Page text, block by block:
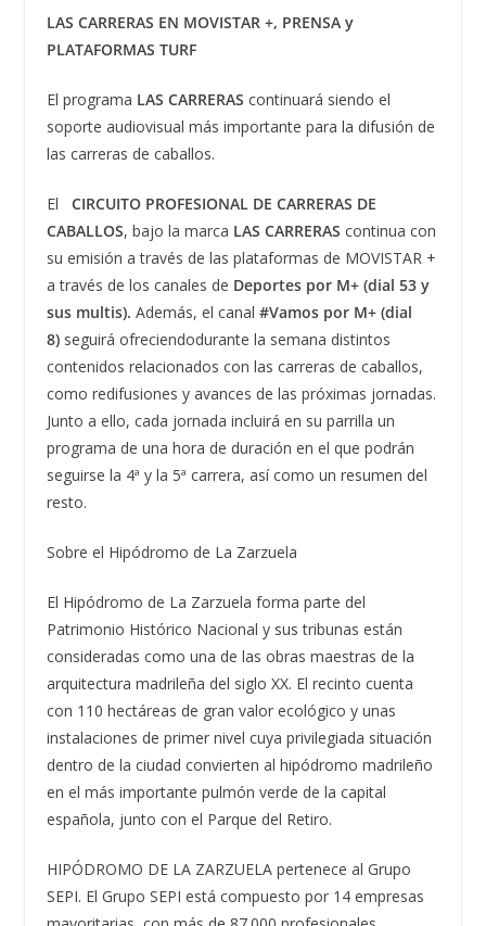
LAS CARRERAS EN MOVISTAR +, PRENSA y
PLATAFORMAS TURF
El programa LAS CARRERAS continuará siendo el
soporte audiovisual más importante para la difusión de
las carreras de caballos.
El CIRCUITO PROFESIONAL DE CARRERAS DE
CABALLOS, bajo la marca LAS CARRERAS continua con
su emisión a través de las plataformas de MOVISTAR +
a través de los canales de Deportes por M+ (dial 53 y
sus multis). Además, el canal #Vamos por M+ (dial
8) seguirá ofreciendodurante la semana distintos
contenidos relacionados con las carreras de caballos,
como redifusiones y avances de las próximas jornadas.
Junto a ello, cada jornada incluirá en su parrilla un
programa de una hora de duración en el que podrán
seguirse la 4ª y la 5ª carrera, así como un resumen del
resto.
Sobre el Hipódromo de La Zarzuela
El Hipódromo de La Zarzuela forma parte del
Patrimonio Histórico Nacional y sus tribunas están
consideradas como una de las obras maestras de la
arquitectura madrileña del siglo XX. El recinto cuenta
con 110 hectáreas de gran valor ecológico y unas
instalaciones de primer nivel cuya privilegiada situación
dentro de la ciudad convierten al hipódromo madrileño
en el más importante pulmón verde de la capital
española, junto con el Parque del Retiro.
HIPÓDROMO DE LA ZARZUELA pertenece al Grupo
SEPI. El Grupo SEPI está compuesto por 14 empresas